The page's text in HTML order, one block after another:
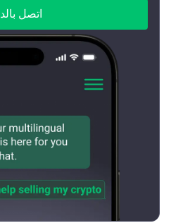
اتصل